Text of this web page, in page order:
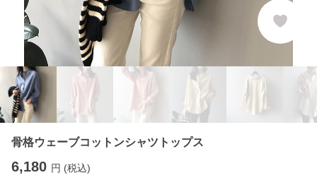
骨格ウェーブコットンシャツトップス
6,180 円 (税込)